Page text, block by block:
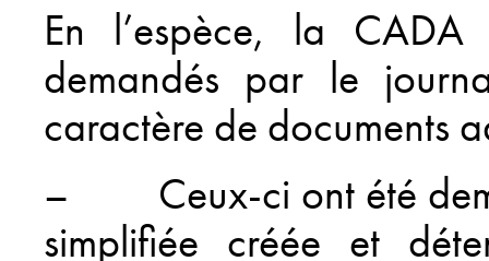
En l’espèce, la
demandés par le
caractère de documents
– Ceux-ci ont été
simplifiée créée et